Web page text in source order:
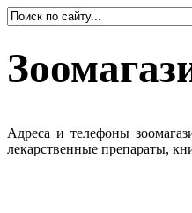
Адреса и телефоны
лекарственные препараты,